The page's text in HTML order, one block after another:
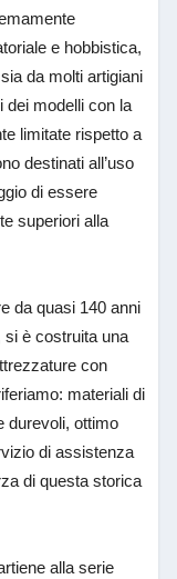
e hobbistica,
da molti artigiani
dei modelli con la
limitate rispetto a
destinati all’uso
di essere
superiori alla
da quasi 140 anni
si è costruita una
con
materiali di
durevoli, ottimo
di assistenza
di questa storica
alla serie